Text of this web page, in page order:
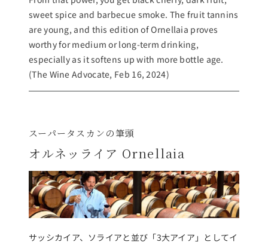
sweet spice and barbecue smoke. The fruit tannins
are young, and this edition of Ornellaia proves
worthy for medium or long-term drinking,
especially as it softens up with more bottle age.
(The Wine Advocate, Feb 16, 2024)
スーパータスカンの筆頭
オルネッライア Ornellaia
サッシカイア、ソライアと並び「3大アイア」としてイ